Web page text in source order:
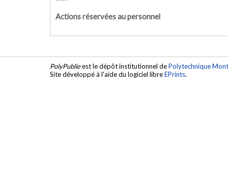
Actions réservées au personnel
PolyPublieest le dépôt institutionnel dePolytechnique
Site développé à l'aide du logiciel libreEPrints.